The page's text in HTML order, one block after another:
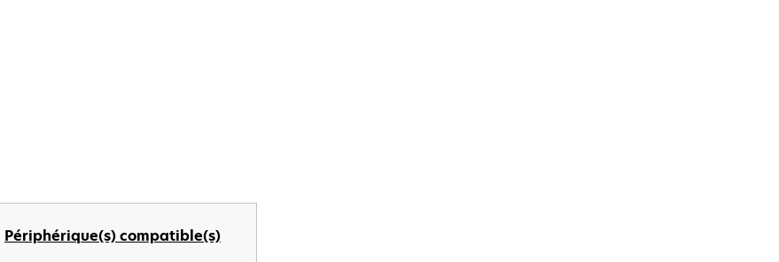
Périphérique(s) compatible(s)